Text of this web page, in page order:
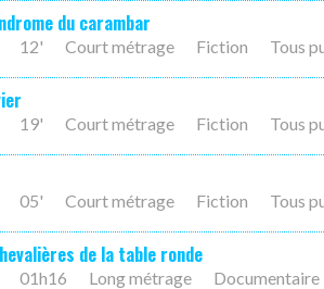
du carambar
12' Court métrage Fiction Tous
19' Court métrage Fiction Tous
05' Court métrage Fiction Tous
de la table ronde
01h16 Long métrage Documentaire